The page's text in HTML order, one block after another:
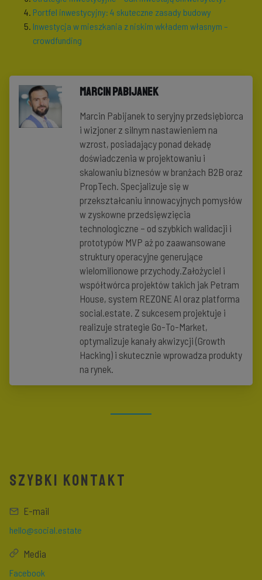
Portfel inwestycyjny: 4 skuteczne zasady budowy
Inwestycja w mieszkania z niskim wkładem własnym –
crowdfunding
Marcin Pabijanek
Marcin Pabijanek to seryjny przedsiębiorca
i wizjoner z silnym nastawieniem na
wzrost, posiadający ponad dekadę
doświadczenia w projektowaniu i
skalowaniu biznesów w branżach B2B oraz
PropTech. Specjalizuje się w
przekształcaniu innowacyjnych pomysłów
w zyskowne przedsięwzięcia
technologiczne – od szybkich walidacji i
prototypów MVP aż po zaawansowane
struktury operacyjne generujące
wielomilionowe przychody.Założyciel i
współtwórca projektów takich jak Petram
House, system REZONE AI oraz platforma
social.estate. Z sukcesem projektuje i
realizuje strategie Go-To-Market,
optymalizuje kanały akwizycji (Growth
Hacking) i skutecznie wprowadza produkty
na rynek.
SZYBKI KONTAKT
E-mail
hello@social.estate
Media
Facebook